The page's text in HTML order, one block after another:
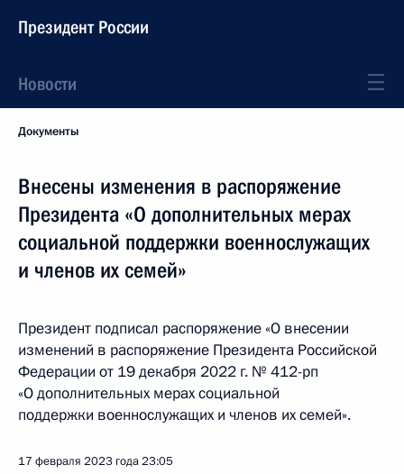
Президент России
Новости
Документы
Внесены изменения в распоряжение
Президента «О дополнительных мерах
социальной поддержки военнослужащих
и членов их семей»
Президент подписал распоряжение «О внесении
изменений в распоряжение Президента Российской
Федерации от 19 декабря 2022 г. № 412-рп
«О дополнительных мерах социальной
поддержки военнослужащих и членов их семей».
17 февраля 2023 года23:05